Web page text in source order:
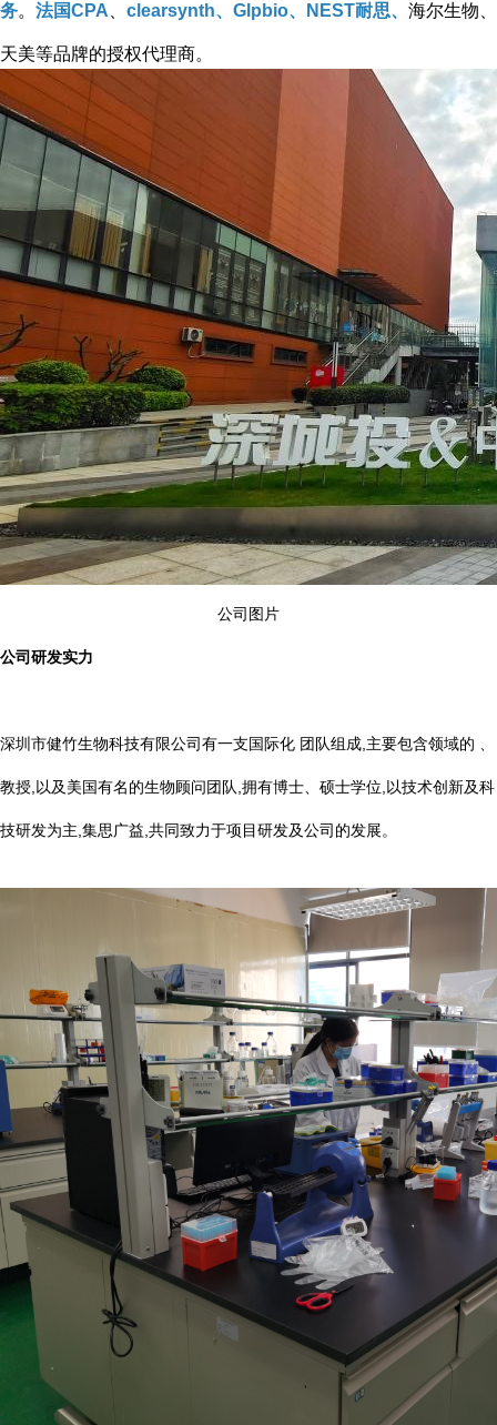
务。 法国CPA clearsynth、Glpbio、NEST耐思、 海尔生物、
天美等品牌的授权代理商。
公司图片
公司研发实力
深圳市健竹生物科技有限公司有一支国际化 团队组成,主要包含领域的 、
教授,以及美国有名的生物顾问团队,拥有博士、硕士学位,以技术创新及科
技研发为主,集思广益,共同致力于项目研发及公司的发展。